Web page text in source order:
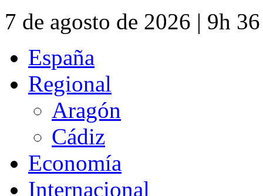
7 de agosto de 2026 | 9h
España
Regional
Aragón
Cádiz
Economía
Internacional